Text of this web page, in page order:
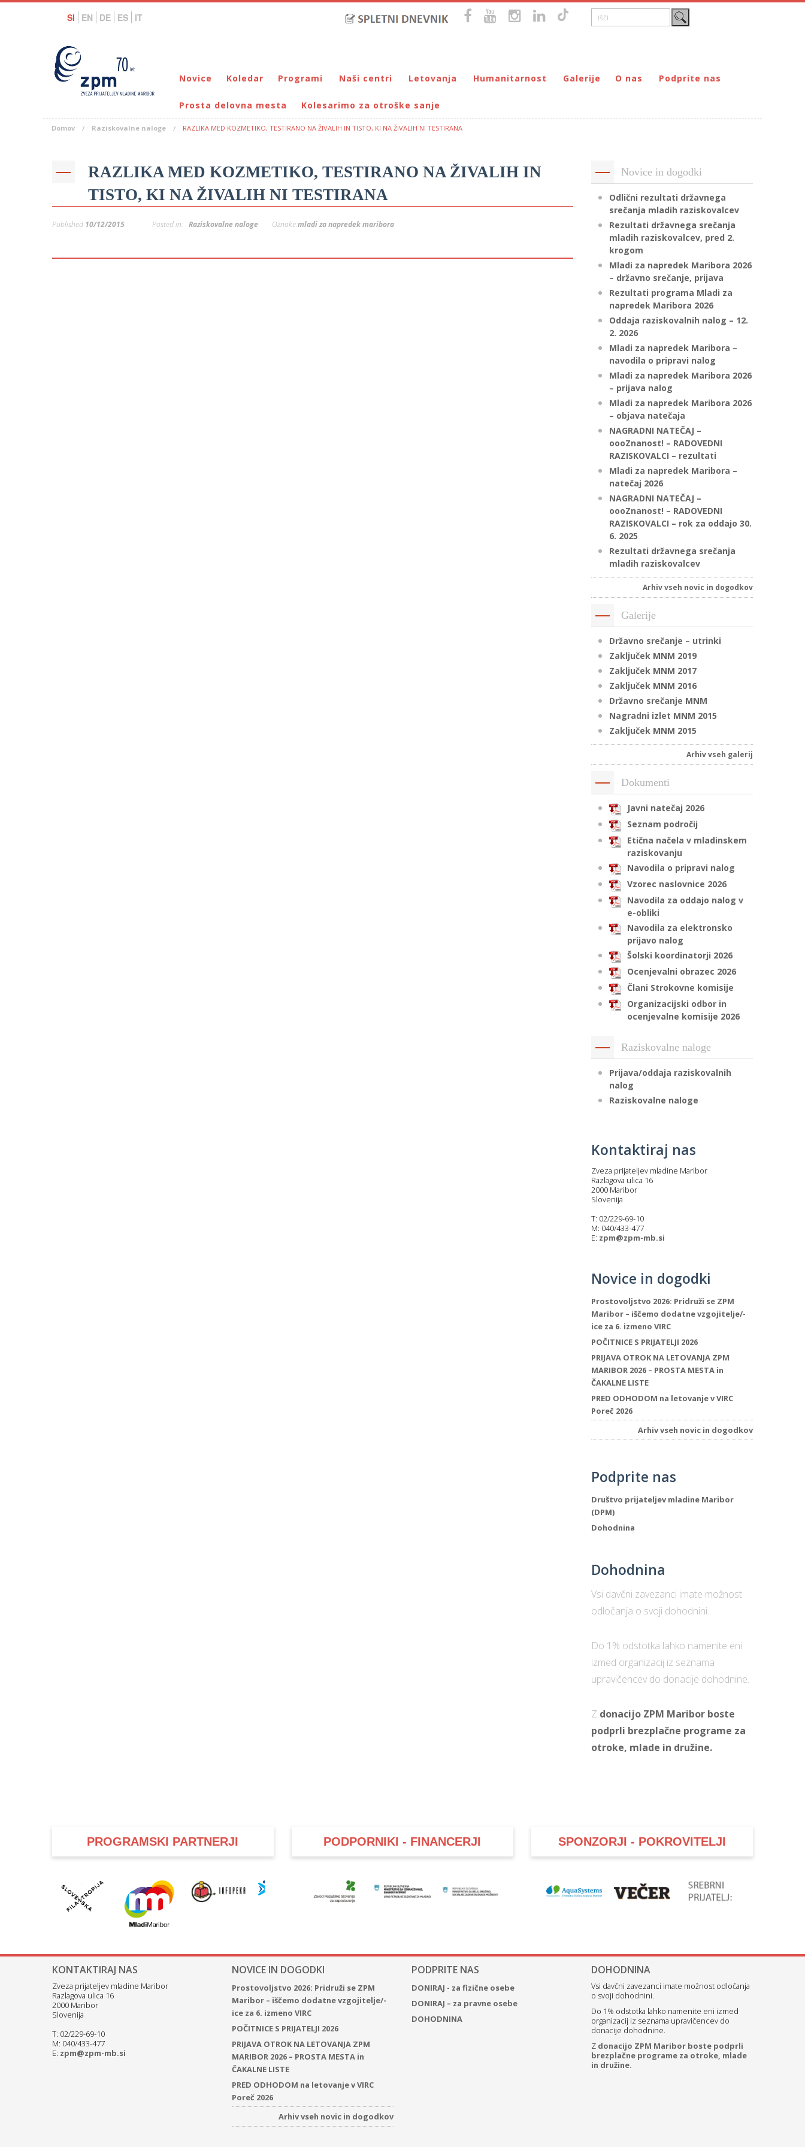
SI EN DE ES IT
Novice Koledar Programi
Bralna značka
Eko programi
Cunjami – izmenjevalnica oblačil
Mladi za napredek Maribora
Mladinski center DUM
Omogočimo sanje
Otroški parlament
Počitnice s prijatelji – DUM Maribor
Naši centri
DUM Maribor
VIRC Poreč
Letovanja
Letovanje – VIRC Poreč
Letovanje – DMZ na Pohorju
Humanitarnost
Dohodnina – Društvo prijateljev mladine Maribor
Galerije O nas
Poslanstvo
Partnerji
Transparentnost delovanja
Podprite nas
DONIRAJ – za pravne osebe
Prosta delovna mesta Kolesarimo za otroške sanje
Domov Raziskovalne naloge RAZLIKA MED KOZMETIKO, TESTIRANO NA ŽIVALIH IN TISTO, KI NA ŽIVALIH NI TESTIRANA
RAZLIKA MED KOZMETIKO, TESTIRANO NA ŽIVALIH IN
TISTO, KI NA ŽIVALIH NI TESTIRANA
Published 10/12/2015 Posted in: Raziskovalne naloge Oznake:mladi za napredek maribora
Novice in dogodki
Odlični rezultati državnega
srečanja mladih raziskovalcev
Rezultati državnega srečanja
mladih raziskovalcev, pred 2.
krogom
Mladi za napredek Maribora 2026
– državno srečanje, prijava
Rezultati programa Mladi za
napredek Maribora 2026
Oddaja raziskovalnih nalog – 12.
2. 2026
Mladi za napredek Maribora –
navodila o pripravi nalog
Mladi za napredek Maribora 2026
– prijava nalog
Mladi za napredek Maribora 2026
– objava natečaja
NAGRADNI NATEČAJ –
oooZnanost! – RADOVEDNI
RAZISKOVALCI – rezultati
Mladi za napredek Maribora –
natečaj 2026
NAGRADNI NATEČAJ –
oooZnanost! – RADOVEDNI
RAZISKOVALCI – rok za oddajo 30.
6. 2025
Rezultati državnega srečanja
mladih raziskovalcev
Arhiv vseh novic in dogodkov
Galerije
Državno srečanje – utrinki
Zaključek MNM 2019
Zaključek MNM 2017
Zaključek MNM 2016
Državno srečanje MNM
Nagradni izlet MNM 2015
Zaključek MNM 2015
Arhiv vseh galerij
Dokumenti
Javni natečaj 2026
Seznam področij
Etična načela v mladinskem
raziskovanju
Navodila o pripravi nalog
Vzorec naslovnice 2026
Navodila za oddajo nalog v
e-obliki
Navodila za elektronsko
prijavo nalog
Šolski koordinatorji 2026
Ocenjevalni obrazec 2026
Člani Strokovne komisije
Organizacijski odbor in
ocenjevalne komisije 2026
Raziskovalne naloge
Prijava/oddaja raziskovalnih
nalog
Raziskovalne naloge
Kontaktiraj nas
Zveza prijateljev mladine Maribor
Razlagova ulica 16
2000 Maribor
Slovenija
T: 02/229-69-10
M: 040/433-477
E: zpm@zpm-mb.si
Novice in dogodki
Prostovoljstvo 2026: Pridruži se ZPM
Maribor – iščemo dodatne vzgojitelje/-
ice za 6. izmeno VIRC
POČITNICE S PRIJATELJI 2026
PRIJAVA OTROK NA LETOVANJA ZPM
MARIBOR 2026 – PROSTA MESTA in
ČAKALNE LISTE
PRED ODHODOM na letovanje v VIRC
Poreč 2026
Arhiv vseh novic in dogodkov
Podprite nas
Društvo prijateljev mladine Maribor
(DPM)
Dohodnina
Dohodnina
Vsi davčni zavezanci imate možnost
odločanja o svoji dohodnini.
Do 1% odstotka lahko namenite eni
izmed organizacij iz seznama
upravičencev do donacije dohodnine.
Z donacijo ZPM Maribor boste
podprli brezplačne programe za
otroke, mlade in družine.
PROGRAMSKI PARTNERJI PODPORNIKI - FINANCERJI SPONZORJI - POKROVITELJI
KONTAKTIRAJ NAS
Zveza prijateljev mladine Maribor
Razlagova ulica 16
2000 Maribor
Slovenija
T: 02/229-69-10
M: 040/433-477
E: zpm@zpm-mb.si
NOVICE IN DOGODKI
Prostovoljstvo 2026: Pridruži se ZPM
Maribor – iščemo dodatne vzgojitelje/-
ice za 6. izmeno VIRC
POČITNICE S PRIJATELJI 2026
PRIJAVA OTROK NA LETOVANJA ZPM
MARIBOR 2026 – PROSTA MESTA in
ČAKALNE LISTE
PRED ODHODOM na letovanje v VIRC
Poreč 2026
Arhiv vseh novic in dogodkov
PODPRITE NAS
DONIRAJ - za fizične osebe
DONIRAJ – za pravne osebe
DOHODNINA
DOHODNINA
Vsi davčni zavezanci imate možnost odločanja
o svoji dohodnini.
Do 1% odstotka lahko namenite eni izmed
organizacij iz seznama upravičencev do
donacije dohodnine.
Z donacijo ZPM Maribor boste podprli
brezplačne programe za otroke, mlade
in družine.